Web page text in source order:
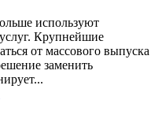
используют
Крупнейшие
от массового выпуска
заменить